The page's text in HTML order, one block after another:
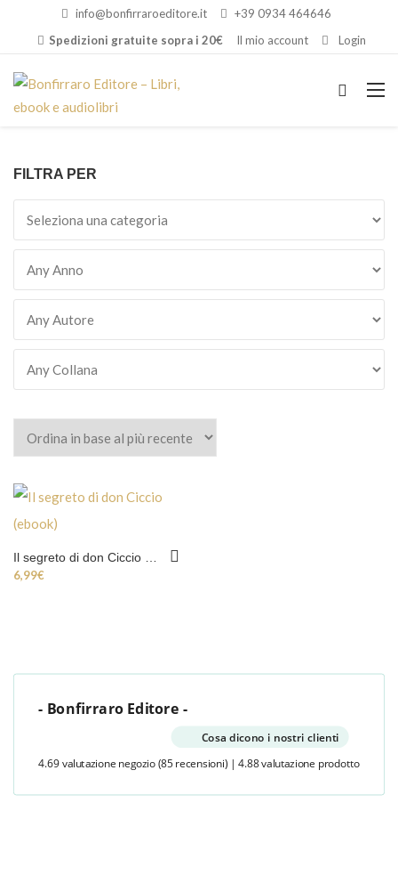
info@bonfirraroeditore.it
+39 0934 464646
Spedizioni gratuite sopra i 20€
Il mio account Login
FILTRA PER
6,99€
- Bonfirraro Editore -
Cosa dicono i nostri clienti
4.69 valutazione negozio (85 recensioni) | 4.88 valutazione prodotto